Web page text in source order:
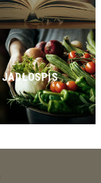
JADŁOSPIS